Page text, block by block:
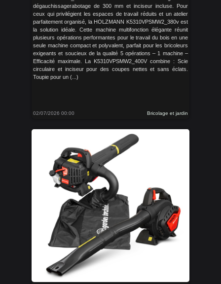
dégauchissagerabotage de 300 mm et inciseur incluse. Pour
ceux qui privilégient les espaces de travail réduits et un atelier
parfaitement organisé, la HOLZMANN K5310VPSMW2_380v est
la solution idéale. Cette machine multifonction élégante réunit
plusieurs opérations performantes pour le travail du bois en une
seule machine compact et polyvalent, parfait pour les bricoleurs
exigeants et soucieux de la qualité 5 opérations – 1 machine –
Efficacité maximale. La K5310VPSMW2_400V combine : Scie
circulaire et inciseur pour des coupes nettes et sans éclats.
Toupie pour un (...)
02/07/2026 00:00 Bricolage et jardin